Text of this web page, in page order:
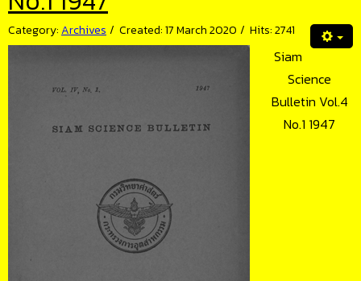
Category:Archives Created: 17 March 2020 Hits: 2741
Siam
Science
Bulletin Vol.4
No.1 1947